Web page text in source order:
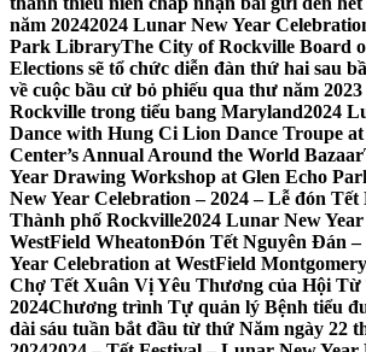
năm 20242024 Lunar New Year
Park LibraryThe City of Rockville Board
Elections sẽ tổ chức diễn đàn thứ hai sau
về cuộc bầu cử bỏ phiếu qua thư năm
Rockville trong tiểu bang Maryland2024
Dance with Hung Ci Lion Dance Troupe
Center’s Annual Around the World Bazaar
Year Drawing Workshop at Glen Echo
New Year Celebration – 2024 – Lễ đón Tết
Thành phố Rockville2024 Lunar New
WestField WheatonĐón Tết Nguyên Đán –
Year Celebration at WestField
Chợ Tết Xuân Vị Yêu Thương của Hội
2024Chương trình Tự quản lý Bệnh tiểu
dài sáu tuần bắt đầu từ thứ Năm ngày 22